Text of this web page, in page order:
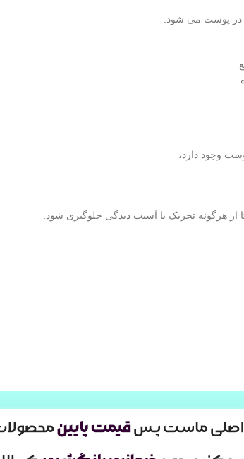
وجود دارد،
از هرگونه تحریک یا آسیب دیدگی جلوگیری شود.